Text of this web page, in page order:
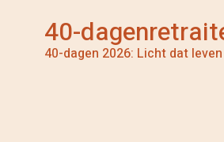
40-
40-dagen 2026: Licht dat